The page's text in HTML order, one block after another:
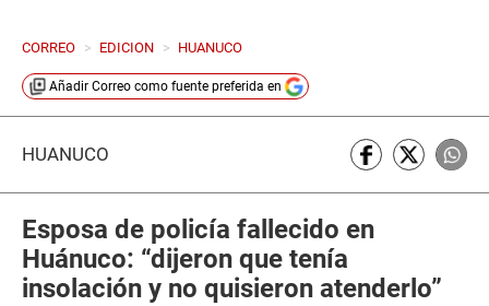
CORREO > EDICION > HUANUCO
Añadir Correo como fuente preferida en
HUÁNUCO
Esposa de policía fallecido en
Huánuco: “dijeron que tenía
insolación y no quisieron atenderlo”